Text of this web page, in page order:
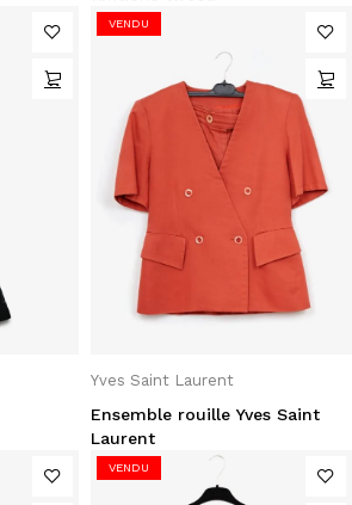
VENDU
Yves Saint Laurent
Ensemble rouille Yves Saint
Laurent
VENDU